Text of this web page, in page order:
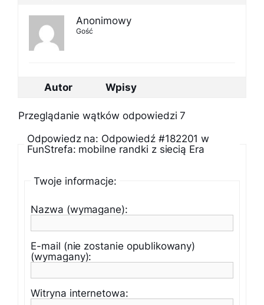
Anonimowy
Gość
Autor Wpisy
Przeglądanie wątków odpowiedzi 7
Odpowiedz na: Odpowiedź #182201 w
FunStrefa: mobilne randki z siecią Era
Twoje informacje:
Nazwa (wymagane):
E-mail (nie zostanie opublikowany)
(wymagany):
Witryna internetowa: